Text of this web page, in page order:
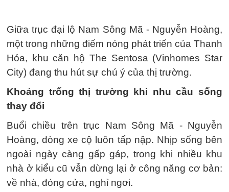
Giữa trục đại lộ Nam Sông Mã - Nguyễn Hoàng,
một trong những điểm nóng phát triển của Thanh
Hóa, khu căn hộ The Sentosa (Vinhomes Star
City) đang thu hút sự chú ý của thị trường.
Khoảng trống thị trường khi nhu cầu sống
thay đổi
Buổi chiều trên trục Nam Sông Mã - Nguyễn
Hoàng, dòng xe cộ luôn tấp nập. Nhịp sống bên
ngoài ngày càng gấp gáp, trong khi nhiều khu
nhà ở kiểu cũ vẫn dừng lại ở công năng cơ bản:
về nhà, đóng cửa, nghỉ ngơi.